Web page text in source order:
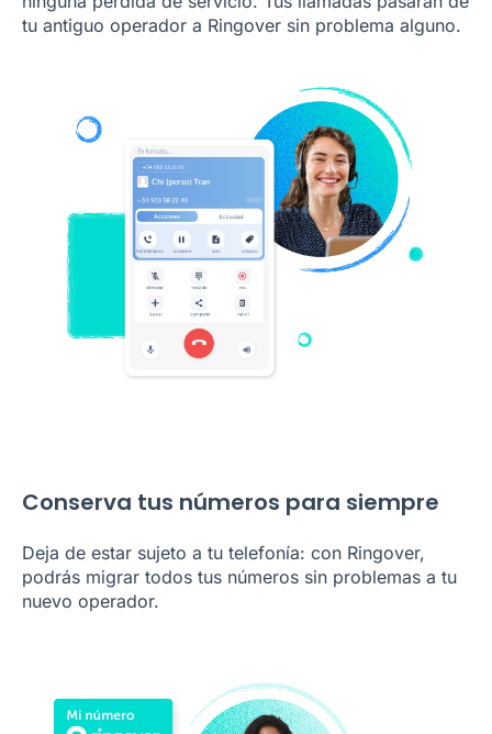
tu antiguo operador a Ringover sin problema alguno.
Conserva tus números para siempre
Deja de estar sujeto a tu telefonía: con Ringover,
podrás migrar todos tus números sin problemas a tu
nuevo operador.